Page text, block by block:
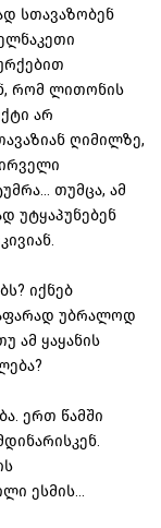
სთავაზობენ
რომ ლითონის
არ
ღიმილზე,
თუმცა, ამ
უტყაპუნებენ
იქნებ
უბრალოდ
ამ ყაყანის
ერთ წამში
ესმის...